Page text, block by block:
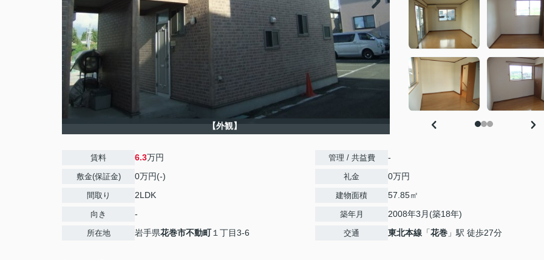
【外観】
賃料 6.3万円
敷金(保証金) 0万円(-)
間取り 2LDK
向き -
所在地 岩手県花巻市不動町１丁目3-6
管理 / 共益費 -
礼金 0万円
建物面積 57.85㎡
築年月 2008年3月(築18年)
交通 東北本線 「花巻 」駅 徒歩27分